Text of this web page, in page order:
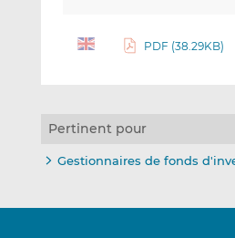
nk
PDF (38.29KB)
Pertinent pour
Gestionnaires de fonds